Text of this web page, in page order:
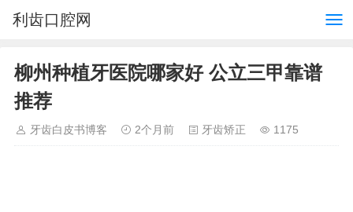
利齿口腔网
柳州种植牙医院哪家好 公立三甲靠谱
推荐
牙齿白皮书博客 2个月前 牙齿矫正 1175